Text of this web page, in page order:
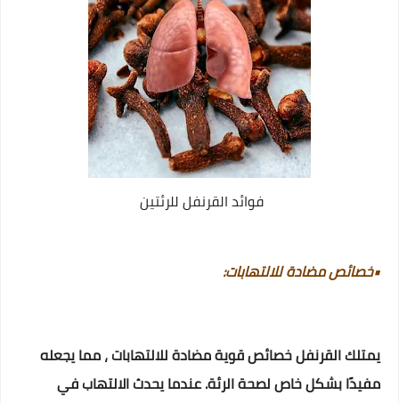
فوائد القرنفل للرئتين
•خصائص مضادة للالتهابات:
يمتلك القرنفل خصائص قوية مضادة للالتهابات ، مما يجعله
مفيدًا بشكل خاص لصحة الرئة. عندما يحدث الالتهاب في